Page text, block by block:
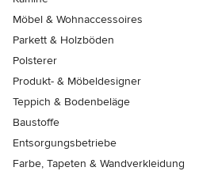
Möbel & Wohnaccessoires
Parkett & Holzböden
Polsterer
Produkt- & Möbeldesigner
Teppich & Bodenbeläge
Baustoffe
Entsorgungsbetriebe
Farbe, Tapeten & Wandverkleidung